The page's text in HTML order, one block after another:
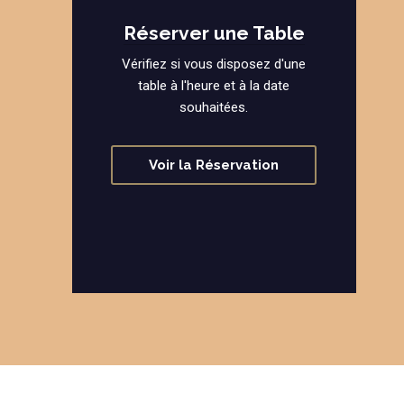
Réserver une Table
Vérifiez si vous disposez d'une
table à l'heure et à la date
souhaitées.
Voir la Réservation